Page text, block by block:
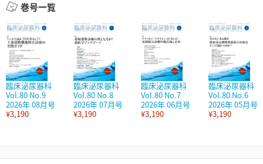
巻号一覧
臨床泌尿器科
Vol.80 No.9
2026年 08月号
¥3,190
臨床泌尿器科
Vol.80 No.8
2026年 07月号
¥3,190
臨床泌尿器科
Vol.80 No.7
2026年 06月号
¥3,190
臨床泌尿器科
Vol.80 No.6
2026年 05月号
¥3,190